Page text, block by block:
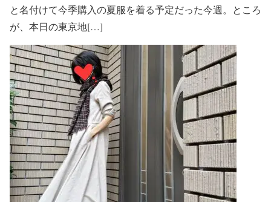
と名付けて今季購入の夏服を着る予定だった今週。ところ
が、本日の東京地[…]